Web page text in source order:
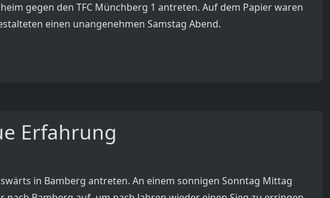
gegen den TFC Münchberg 1 antreten. Auf dem Papier waren
einen unangenehmen Samstag Abend.
Erfahrung
in Bamberg antreten. An einem sonnigen Sonntag Mittag